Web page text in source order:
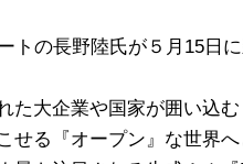
トの長野陸氏が５月15日
大企業や国家が囲い込
せる『オープン』な世界